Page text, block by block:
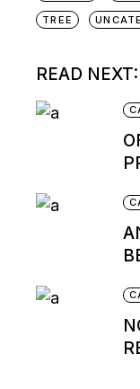
TREE
READ NEXT: